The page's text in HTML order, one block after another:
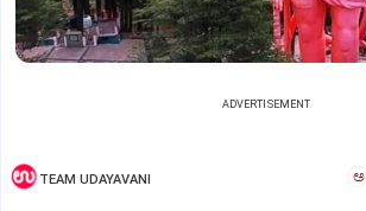
ADVERTISEMENT
TEAM UDAYAVANI ಅ